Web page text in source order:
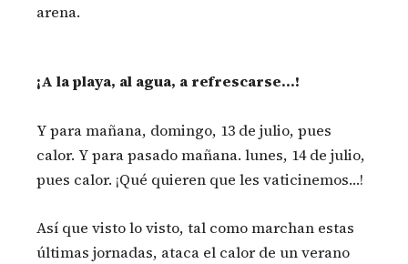
arena.
¡A la playa, al agua, a refrescarse…!
Y para mañana, domingo, 13 de julio, pues
calor. Y para pasado mañana. lunes, 14 de julio,
pues calor. ¡Qué quieren que les vaticinemos…!
Así que visto lo visto, tal como marchan estas
últimas jornadas, ataca el calor de un verano